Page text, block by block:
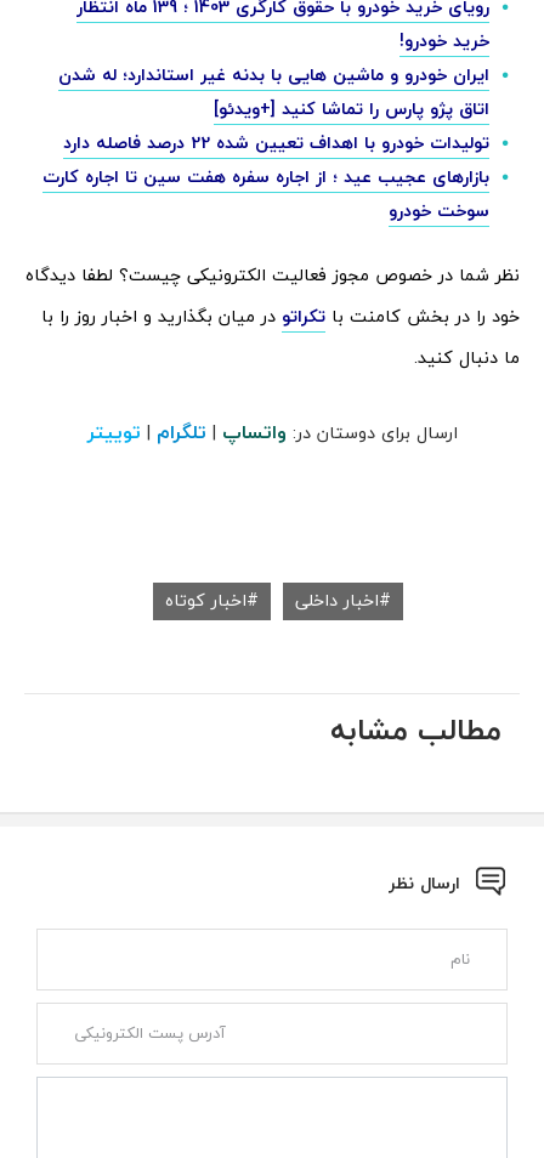
رویای خرید خودرو با حقوق کارگری 1403 ؛ 139 ماه انتظار
خرید خودرو!
ایران خودرو و ماشین هایی با بدنه غیر استاندارد؛ له شدن
اتاق پژو پارس را تماشا کنید [+ویدئو]
تولیدات خودرو با اهداف تعیین شده 22 درصد فاصله دارد
بازارهای عجیب عید ؛ از اجاره سفره هفت سین تا اجاره کارت
سوخت خودرو
نظر شما در خصوص مجوز فعالیت الکترونیکی چیست؟ لطفا دیدگاه
خود را در بخش کامنت با تکراتو در میان بگذارید و اخبار روز را با
ما دنبال کنید.
ارسال برای دوستان در: واتساپ | تلگرام | توییتر
اخبار داخلی اخبار کوتاه
مطالب مشابه
ارسال نظر